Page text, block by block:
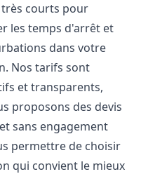
courts pour
les temps d'arrêt et
dans votre
Nos tarifs sont
et transparents,
proposons des devis
sans engagement
permettre de choisir
qui convient le mieux